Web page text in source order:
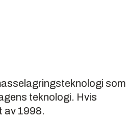
som
teknologi. Hvis
av 1998.